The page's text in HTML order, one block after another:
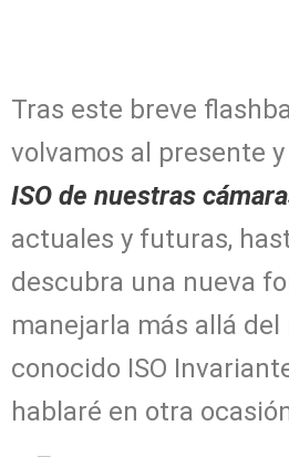
Tras este breve
volvamos al presente y
ISO de nuestras
actuales y futuras,
descubra una nueva
manejarla más allá
conocido ISO
hablaré en otra